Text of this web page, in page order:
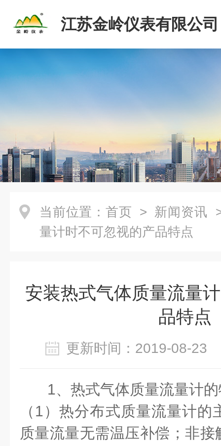
江苏金岭仪表有限公司
当前位置： 首页 > 新闻资讯
量计时不可忽视的产品特点
安装热式气体质量流量
品特点
更新时间：2019-08-
1、热式气体质量流量计
（1）热分布式质量流量计
质量流量无需温压补偿；非